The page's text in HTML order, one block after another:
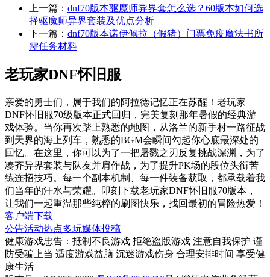
择驱魔师异界套装及优点分析
下一篇：dnf70版本诺伊佩拉（假猪）门票免疫魔法书所
需任务材料
老玩家DNF怀旧服
DNF怀旧服70级版本正式回归，完美复刻那年暑假的经典游
戏体验。当你再次踏上熟悉的地图，从洛兰的新手村一路征战
到天界的海上列车，熟悉的BGM会瞬间勾起你心底最深处的
回忆。在这里，你可以为了一把屠戮之刃反复挑战深渊，为了
凑齐异界套装与队友并肩作战，为了提升PK场的段位头衔苦
练连招技巧。每一个副本机制、每一件装备获取，都承载着我
们当年的汗水与荣耀。即刻下载老玩家DNF怀旧服70版本，
让我们一起重温那些纯粹的刷图快乐，找回最初的冒险热爱！
客户端下载
公告活动热点
健康游戏忠告：抵制不良游戏 拒绝盗版游戏 注意自我保护 谨
防受骗上当 适度游戏益脑 沉迷游戏伤身 合理安排时间 享受健
康生活
版本号：3.7.055.6070